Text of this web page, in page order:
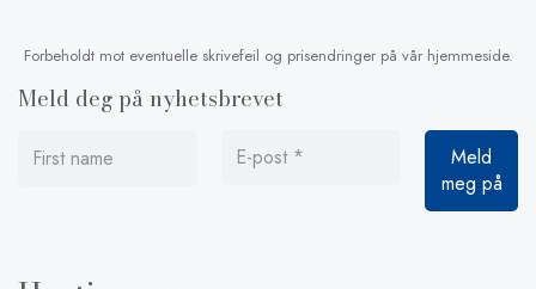
Forbeholdt mot eventuelle skrivefeil og prisendringer på vår hjemmeside.
Meld deg på nyhetsbrevet